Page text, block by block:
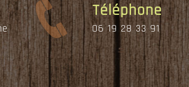
Téléphone
06 19 28 33 91